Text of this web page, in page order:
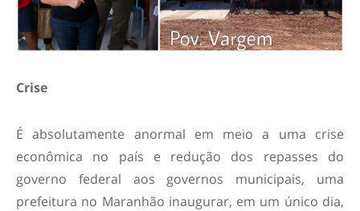
Crise
É absolutamente anormal em meio a uma crise
econômica no país e redução dos repasses do
governo federal aos governos municipais, uma
prefeitura no Maranhão inaugurar, em um único dia,